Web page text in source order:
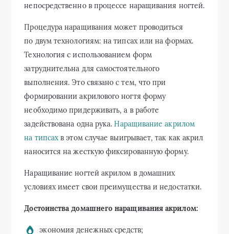
непосредственно в процессе наращивания ногтей.
Процедура наращивания может проводиться
по двум технологиям: на типсах или на формах.
Технология с использованием форм
затруднительна для самостоятельного
выполнения. Это связано с тем, что при
формировании акрилового ногтя форму
необходимо придерживать, а в работе
задействована одна рука.Наращивание акрилом
на типсах в этом случае выигрывает, так как акрил
наносится на жесткую фиксированную форму.
Наращивание ногтей акрилом в домашних
условиях имеет свои преимущества и недостатки.
Достоинства домашнего наращивания акрилом:
экономия денежных средств;